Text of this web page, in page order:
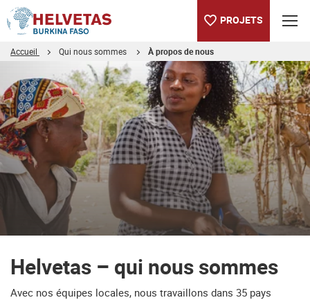
PROJETS
Accueil Qui nous sommes À propos de nous
Table des matières
Helvetas – qui nous sommes
Découvrir Helvetas
Helvetas – qui nous sommes
Avec nos équipes locales, nous travaillons dans 35 pays